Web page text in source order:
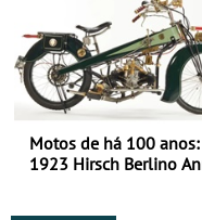
Motos de há 100 anos:
1923 Hirsch Berlino